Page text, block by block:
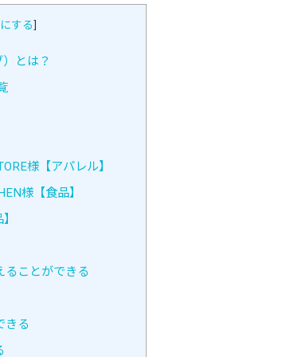
する]
とは？
様【アパレル】
様【食品】
ることができる
きる